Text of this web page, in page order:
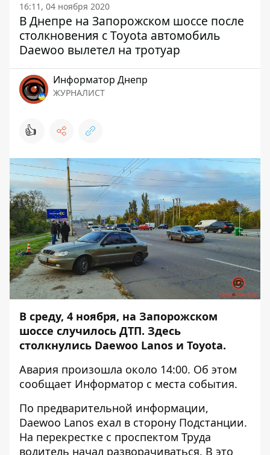
16:11, 04 ноября 2020
В Днепре на Запорожском шоссе после
столкновения с Toyota автомобиль
Daewoo вылетел на тротуар
Информатор Днепр
ЖУРНАЛИСТ
👍
В среду, 4 ноября, на Запорожском
шоссе случилось ДТП. Здесь
столкнулись Daewoo Lanos и Toyota.
Авария произошла около 14:00. Об этом
сообщает Информатор с места события.
По предварительной информации,
Daewoo Lanos ехал в сторону Подстанции.
На перекрестке с проспектом Труда
водитель начал разворачиваться. В это